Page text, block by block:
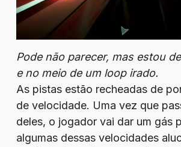
Pode não parecer, mas estou
e no meio de um loop irado.
As pistas estão recheadas de
de velocidade. Uma vez que
deles, o jogador vai dar um gás
algumas dessas velocidades